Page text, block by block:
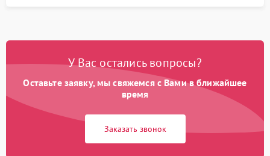
У Вас остались вопросы?
Оставьте заявку, мы свяжемся с Вами в ближайшее
время
Заказать звонок